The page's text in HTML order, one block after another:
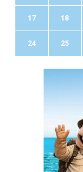
17 18
24 25